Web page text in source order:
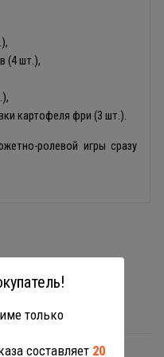
(4 шт.),
картофеля фри (3 шт.).
ролевой игры сразу
только
составляет 20